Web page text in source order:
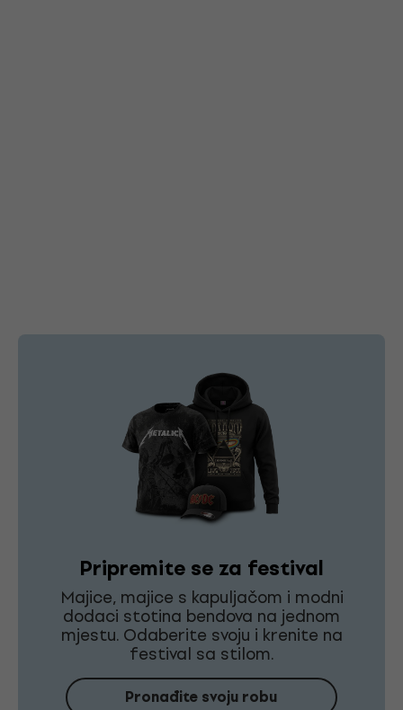
Pripremite se za festival
Majice, majice s kapuljačom i modni
dodaci stotina bendova na jednom
mjestu. Odaberite svoju i krenite na
festival sa stilom.
Pronađite svoju robu